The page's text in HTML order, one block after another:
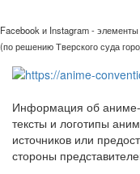
Facebook и Instagram -
(по решению Тверского суда
Информация об аниме-
тексты и логотипы
источников или
стороны